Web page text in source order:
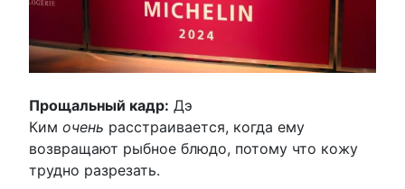
Прощальный кадр: Дэ
Ким очень расстраивается, когда ему
возвращают рыбное блюдо, потому что кожу
трудно разрезать.